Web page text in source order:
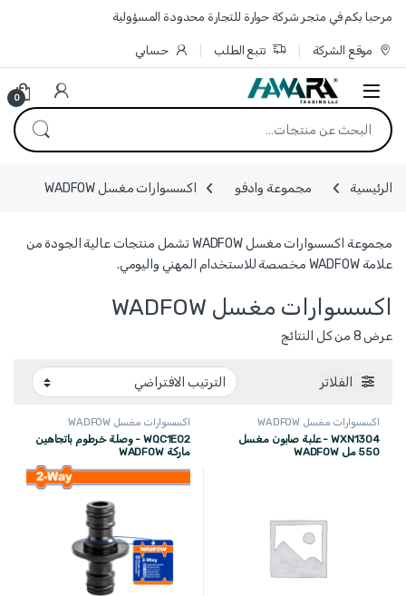
Skip to navigation
Skip to content
مرحبا بكم في متجر شركة حوارة للتجارة محدودة المسؤولية
موقع الشركة تتبع الطلب حسابي
0
البحث عن:
الرئيسية مجموعة وادفو اكسسوارات مغسل WADFOW
مجموعة اكسسوارات مغسل WADFOW تشمل منتجات عالية الجودة من
علامة WADFOW مخصصة للاستخدام المهني واليومي.
اكسسوارات مغسل WADFOW
عرض ⁦8⁩ من كل النتائج
الفلاتر
اكسسوارات مغسل WADFOW
WXN1304 - علبة صابون مغسل
550 مل WADFOW
اكسسوارات مغسل WADFOW
WQC1E02 - وصلة خرطوم باتجاهين
ماركة WADFOW